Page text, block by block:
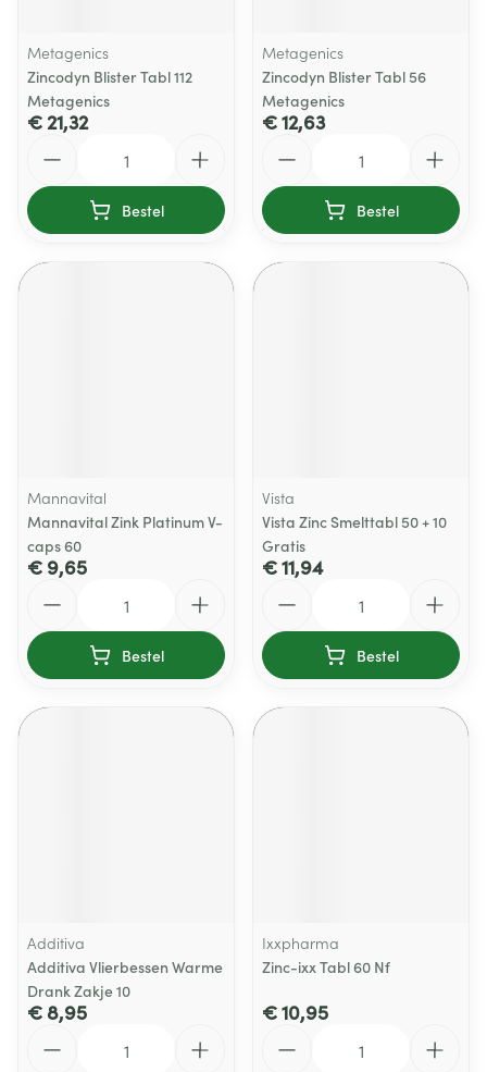
Metagenics
Zincodyn Blister Tabl 112
Metagenics
€ 21,32
Bestel
Metagenics
Zincodyn Blister Tabl 56
Metagenics
€ 12,63
Bestel
Mannavital
Mannavital Zink Platinum V-
caps 60
€ 9,65
Bestel
Vista
Vista Zinc Smelttabl 50 + 10
Gratis
€ 11,94
Bestel
Additiva
Additiva Vlierbessen Warme
Drank Zakje 10
€ 8,95
Ixxpharma
Zinc-ixx Tabl 60 Nf
€ 10,95